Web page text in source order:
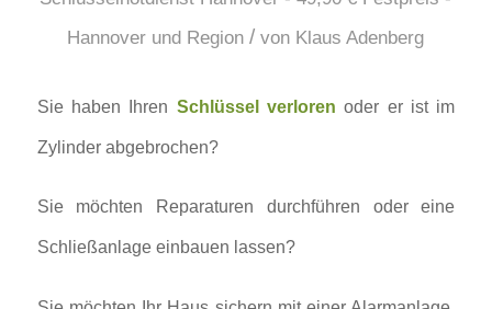
Hannover und Region / von Klaus Adenberg
Sie haben Ihren Schlüssel verloren oder er ist im
Zylinder abgebrochen?
Sie möchten Reparaturen durchführen oder eine
Schließanlage einbauen lassen?